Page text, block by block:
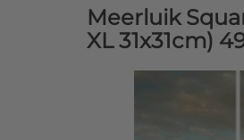
Meerluik
XL 31x31cm)